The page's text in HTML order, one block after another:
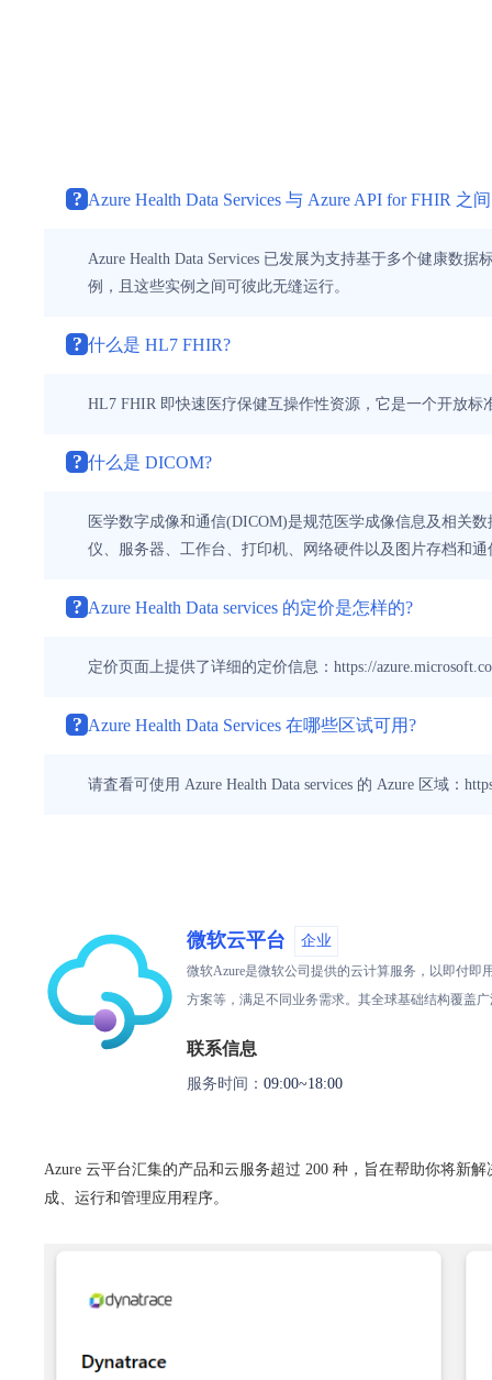
? Azure Health Data Services 与 Azure API for FHIR 之
Azure Health Data Services 已发展为支持基于多个健康数
例，且这些实例之间可彼此无缝运行。
? 什么是 HL7 FHIR?
HL7 FHIR 即快速医疗保健互操作性资源，它是一个开放
? 什么是 DICOM?
医学数字成像和通信(DICOM)是规范医学成像信息及相关
仪、服务器、工作台、打印机、网络硬件以及图片存档和
? Azure Health Data services 的定价是怎样的?
定价页面上提供了详细的定价信息：https://
? Azure Health Data Services 在哪些区试可用?
请査看可使用 Azure Health Data services 的 Azure 区域：
微软云平台 企业
微软Azure是微软公司提供的云计算服务，以即付
方案等，满足不同业务需求。其全球基础结构覆盖
联系信息
服务时间： 09:00~18:00
Azure 云平台汇集的产品和云服务超过 200 种，旨在帮助你将新
成、运行和管理应用程序。